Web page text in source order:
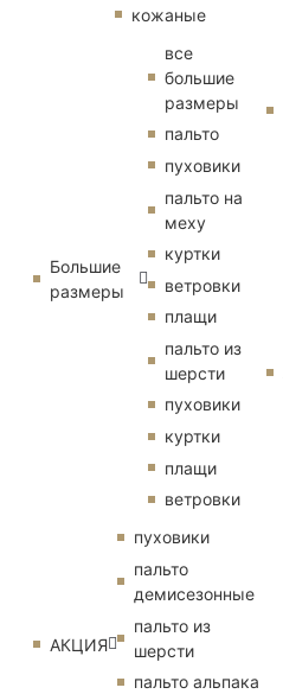
кожаные
Большие
размеры
все
большие
размеры
пальто
пуховики
пальто на
меху
куртки
ветровки
плащи
пальто из
шерсти
пуховики
куртки
плащи
ветровки
АКЦИЯ
пуховики
пальто
демисезонные
пальто из
шерсти
пальто альпака